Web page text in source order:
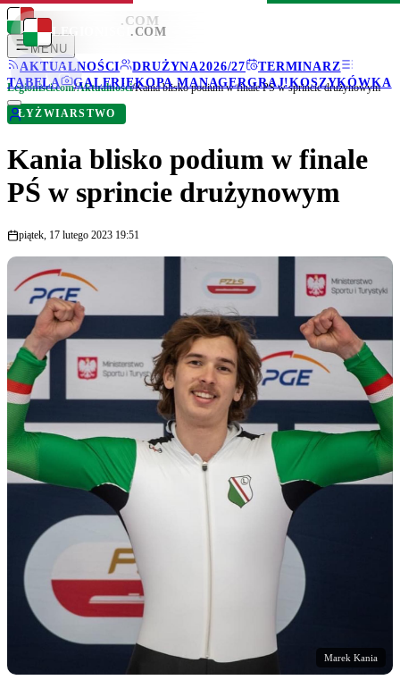
LEGIONISCI .COM
MENU
AKTUALNOŚCI
DRUŻYNA2026/27
TERMINARZ
TABELA
GALERIEKOPA MANAGERGRAJ!KOSZYKÓWKA
LEGIONISCI .COM
Legionisci.com/Aktualności/Kania blisko podium w finale PŚ w sprincie drużynowym
ŁYŻWIARSTWO
Kania blisko podium w finale
PŚ w sprincie drużynowym
piątek, 17 lutego 2023 19:51
Marek Kania